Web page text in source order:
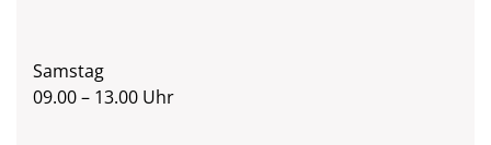
Samstag
09.00 – 13.00 Uhr